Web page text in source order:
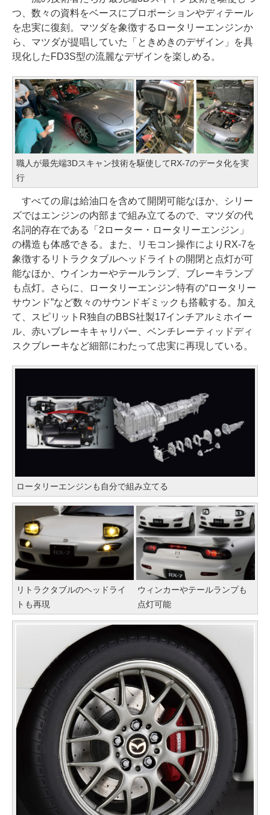
つ、数々の資料をベースにプロポーションやディテール
を忠実に復刻。マツダを象徴するロータリーエンジンか
ら、マツダが提唱していた「ときめきのデザイン」を具
現化したFD3S型の流麗なデザインを楽しめる。
職人が最先端3Dスキャン技術を駆使してRX-7のデータ化を実
行
すべての扉は給油口を含めて開閉可能なほか、シリー
ズではエンジンの内部まで組み立てるので、マツダの代
名詞的存在である「2ローター・ロータリーエンジン」
の構造も体感できる。また、リモコン操作によりRX-7を
象徴するリトラクタブルヘッドライトの開閉と点灯が可
能なほか、ウインカーやテールランプ、ブレーキランプ
も点灯。さらに、ロータリーエンジン特有の“ロータリー
サウンド”など数々のサウンドギミックも搭載する。加え
て、スピリットR独自のBBS社製17インチアルミホイー
ル、赤いブレーキキャリパー、ベンチレーティッドディ
スクブレーキなど細部にわたって忠実に再現している。
ロータリーエンジンも自分で組み立てる
リトラクタブルのヘッドライ
トも再現
ウィンカーやテールランプも
点灯可能